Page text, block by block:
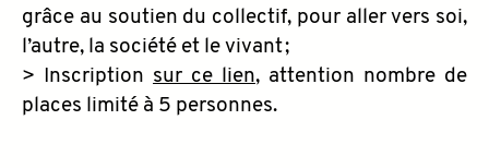
grâce au soutien du collectif, pour aller vers soi,
l’autre, la société et le vivant ;
> Inscription sur ce lien, attention nombre de
places limité à 5 personnes.